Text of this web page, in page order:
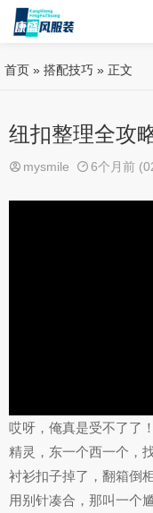
首页 » 搭配技巧 » 正文
纽扣整理全攻
mysmile 6个月前
哎呀，俺真是受不了了
精灵，东一个西一个，
衬衫扣子掉了，翻箱倒
用别针凑合，那叫一个